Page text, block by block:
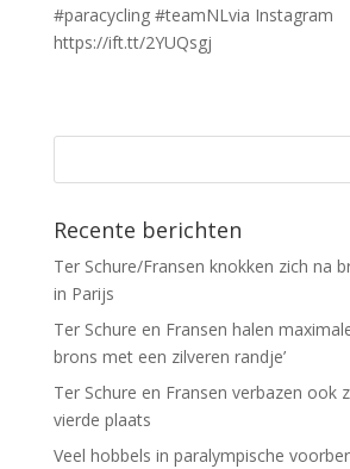
#paracycling #teamNLvia Instagram
https://ift.tt/2YUQsgj
Recente berichten
Ter Schure/Fransen knokken zich na
in Parijs
Ter Schure en Fransen halen
brons met een zilveren randje’
Ter Schure en Fransen verbazen ook
vierde plaats
Veel hobbels in paralympische